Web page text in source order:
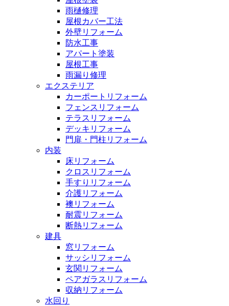
雨樋修理
屋根カバー工法
外壁リフォーム
防水工事
アパート塗装
屋根工事
雨漏り修理
エクステリア
カーポートリフォーム
フェンスリフォーム
テラスリフォーム
デッキリフォーム
門扉・門柱リフォーム
内装
床リフォーム
クロスリフォーム
手すりリフォーム
介護リフォーム
襖リフォーム
耐震リフォーム
断熱リフォーム
建具
窓リフォーム
サッシリフォーム
玄関リフォーム
ペアガラスリフォーム
収納リフォーム
水回り